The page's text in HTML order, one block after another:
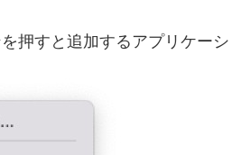
押すと追加するアプリケーシ